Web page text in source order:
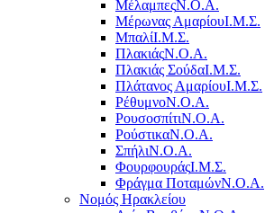
ΜέλαμπεςΝ.Ο.Α.
Μέρωνας ΑμαρίουΙ.Μ.Σ.
ΜπαλίΙ.Μ.Σ.
ΠλακιάςΝ.Ο.Α.
Πλακιάς ΣούδαΙ.Μ.Σ.
Πλάτανος ΑμαρίουΙ.Μ.Σ.
ΡέθυμνοΝ.Ο.Α.
ΡουσοσπίτιΝ.Ο.Α.
ΡούστικαΝ.Ο.Α.
ΣπήλιΝ.Ο.Α.
ΦουρφουράςΙ.Μ.Σ.
Φράγμα ΠοταμώνΝ.Ο.Α.
Νομός Ηρακλείου